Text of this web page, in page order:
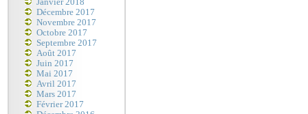
Décembre 2017
Novembre 2017
Octobre 2017
Septembre 2017
Août 2017
Juin 2017
Mai 2017
Avril 2017
Mars 2017
Février 2017